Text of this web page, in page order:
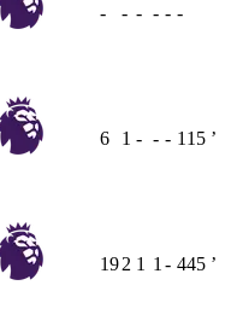
- - - - - -
6 1 - - - 115 ʼ
192 1 1 - 445 ʼ